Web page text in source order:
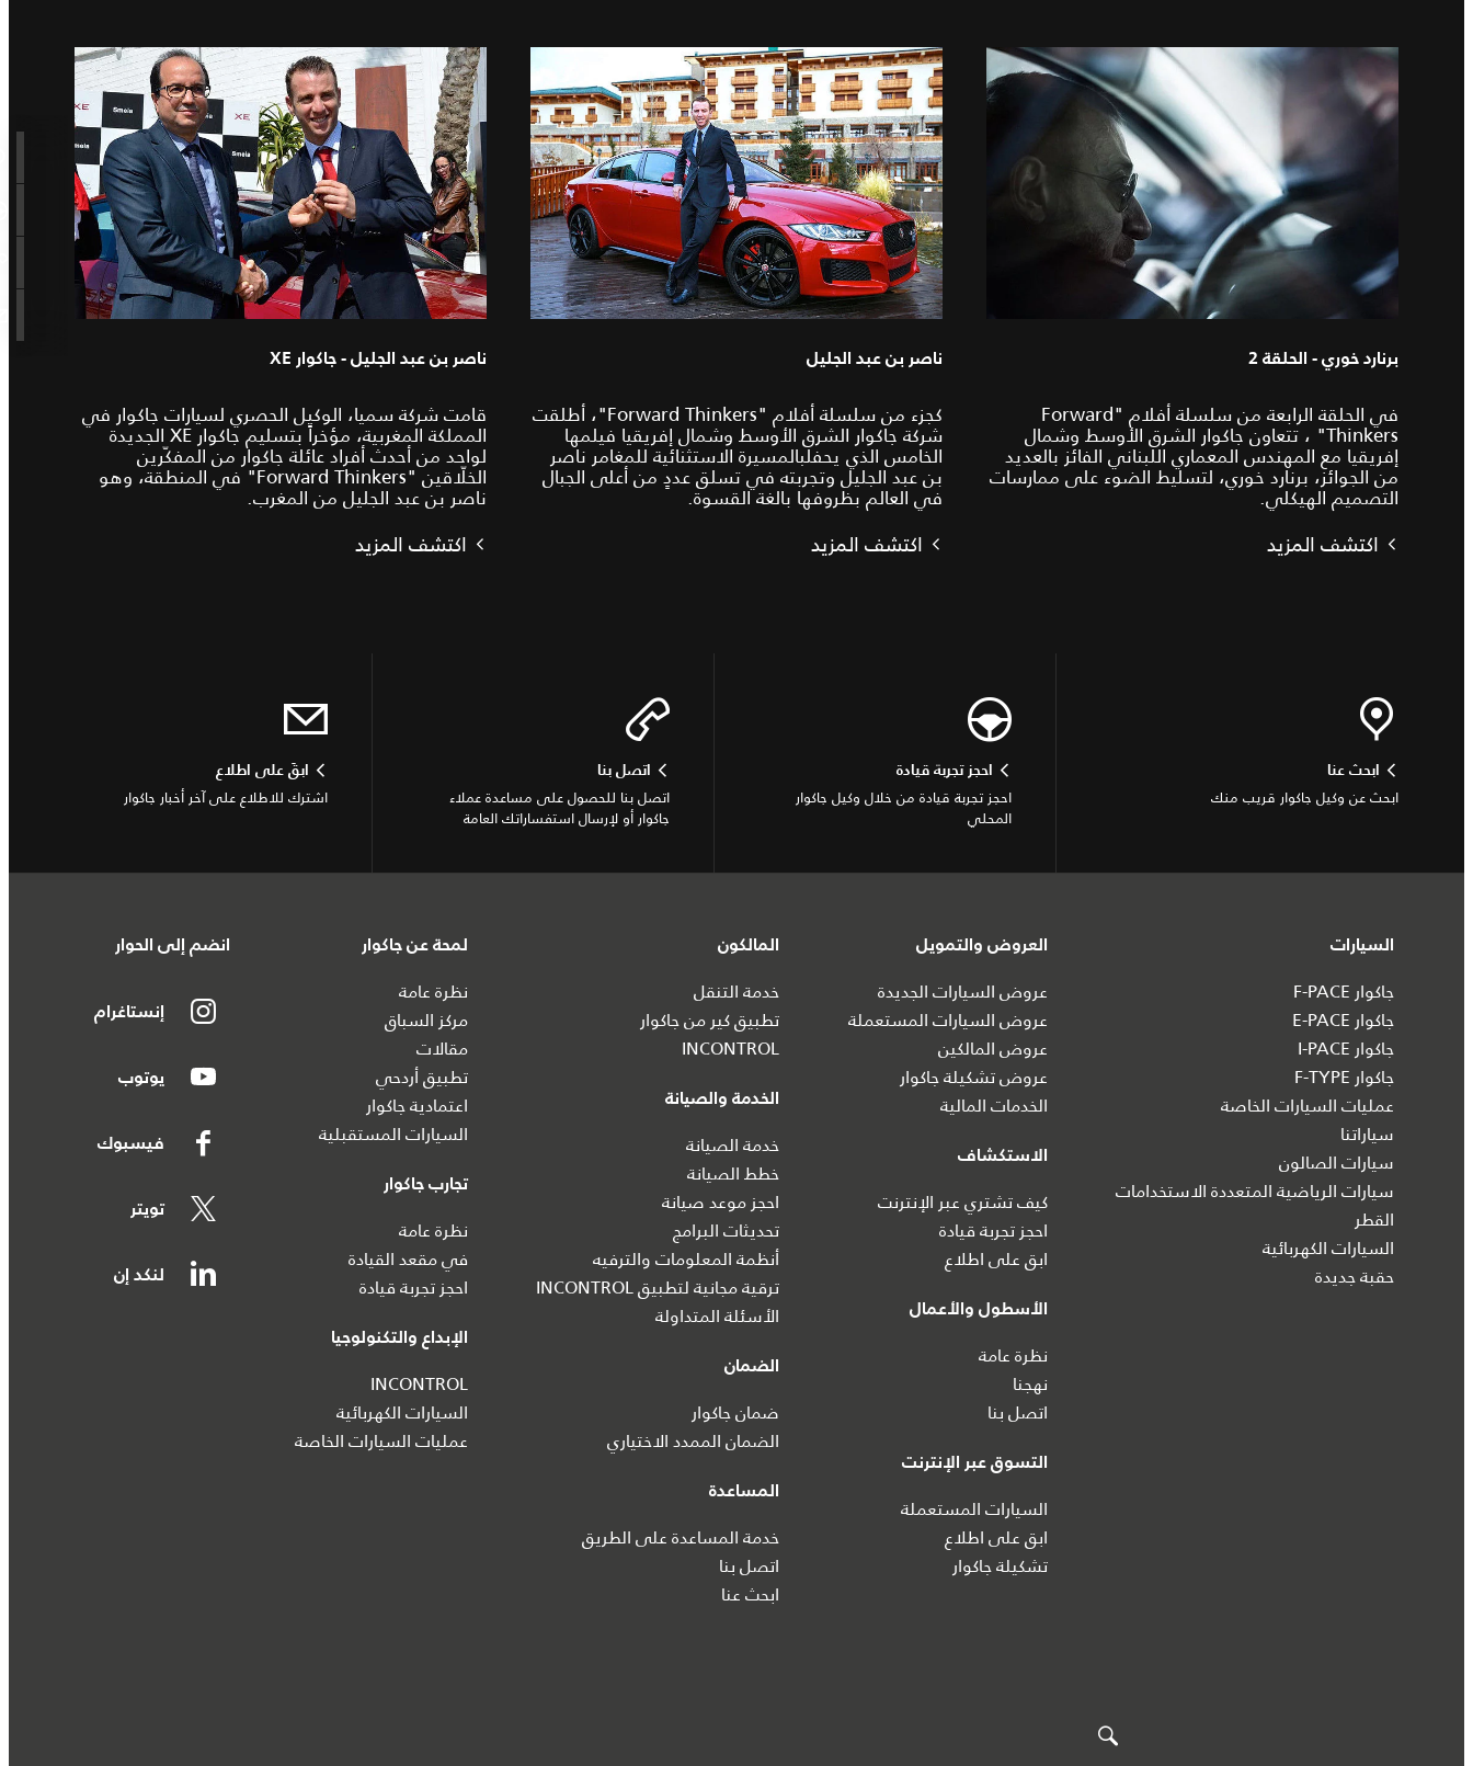
برنارد خوري - الحلقة 2
في الحلقة الرابعة من سلسلة أفلام "Forward
Thinkers" ، تتعاون جاكوار الشرق الأوسط وشمال
إفريقيا مع المهندس المعماري اللبناني الفائز بالعديد
من الجوائز، برنارد خوري، لتسليط الضوء على ممارسات
التصميم الهيكلي.
اكتشف المزيد
ناصر بن عبد الجليل
كجزء من سلسلة أفلام "Forward Thinkers"، أطلقت
شركة جاكوار الشرق الأوسط وشمال إفريقيا فيلمها
الخامس الذي يحفلبالمسيرة الاستثنائية للمغامر ناصر
بن عبد الجليل وتجربته في تسلق عددٍ من أعلى الجبال
في العالم بظروفها بالغة القسوة.
اكتشف المزيد
ناصر بن عبد الجليل - جاكوار XE
قامت شركة سميا، الوكيل الحصري لسيارات جاكوار في
المملكة المغربية، مؤخراً بتسليم جاكوار XE الجديدة
لواحد من أحدث أفراد عائلة جاكوار من المفكّرين
الخلّاقين "Forward Thinkers" في المنطقة، وهو
ناصر بن عبد الجليل من المغرب.
اكتشف المزيد
ابحث عنا
ابحث عن وكيل جاكوار قريب منك
احجز تجربة قيادة
احجز تجربة قيادة من خلال وكيل جاكوار
المحلي
اتصل بنا
اتصل بنا للحصول على مساعدة عملاء
جاكوار أو لإرسال استفساراتك العامة
ابقَ على اطلاع
اشترك للاطلاع على آخر أخبار جاكوار
السيارات
جاكوار F-PACE
جاكوار E-PACE
جاكوار I‑PACE
جاكوار F-TYPE
عمليات السيارات الخاصة
سياراتنا
سيارات الصالون
سيارات الرياضية المتعددة الاستخدامات
القطر
السيارات الكهربائية
حقبة جديدة
العروض والتمويل
عروض السيارات الجديدة
عروض السيارات المستعملة
عروض المالكين
عروض تشكيلة جاكوار
الخدمات المالية
الاستكشاف
كيف تشتري عبر الإنترنت
احجز تجربة قيادة
ابق على اطلاع
الأسطول والأعمال
نظرة عامة
نهجنا
اتصل بنا
التسوق عبر الإنترنت
السيارات المستعملة
ابق على اطلاع
تشكيلة جاكوار
المالكون
خدمة التنقل
تطبيق كير من جاكوار
INCONTROL
الخدمة والصيانة
خدمة الصيانة
خطط الصيانة
احجز موعد صيانة
تحديثات البرامج
أنظمة المعلومات والترفيه
ترقية مجانية لتطبيق INCONTROL
الأسئلة المتداولة
الضمان
ضمان جاكوار
الضمان الممدد الاختياري
المساعدة
خدمة المساعدة على الطريق
اتصل بنا
ابحث عنا
لمحة عن جاكوار
نظرة عامة
مركز السباق
مقالات
تطبيق أردحي
اعتمادية جاكوار
السيارات المستقبلية
تجارب جاكوار
نظرة عامة
في مقعد القيادة
احجز تجربة قيادة
الإبداع والتكنولوجيا
INCONTROL
السيارات الكهربائية
عمليات السيارات الخاصة
انضم إلى الحوار
إنستاغرام
يوتوب
فيسبوك
تويتر
لنكد إن